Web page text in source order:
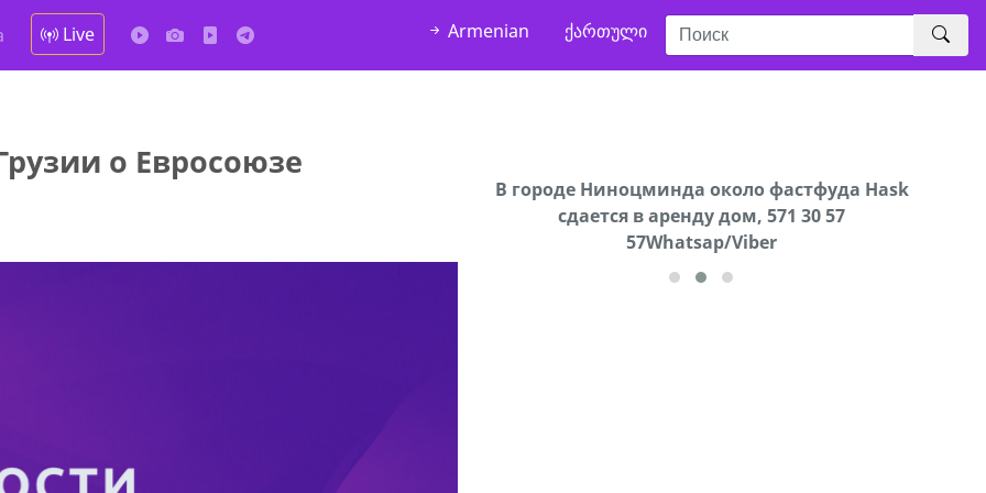
Live Armenian ქართული
о Евросоюзе
В городе Ниноцминда около фастфуда Hask
cдается в аренду дом, 571 30 57
57Whatsap/Viber
Продается машина марки Prado,571 30 57
57Whatsap/Viber